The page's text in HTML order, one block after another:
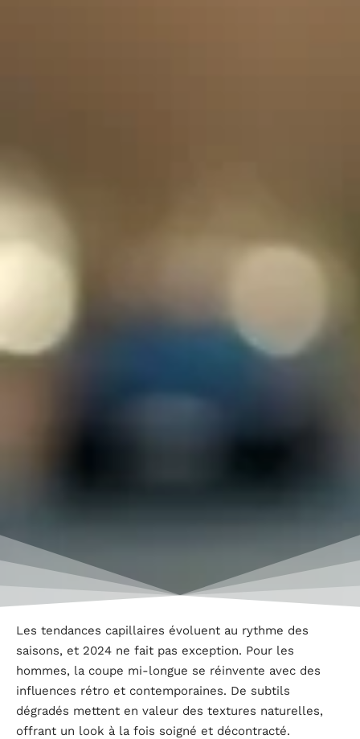
Les tendances capillaires évoluent au rythme des
saisons, et 2024 ne fait pas exception. Pour les
hommes, la coupe mi-longue se réinvente avec des
influences rétro et contemporaines. De subtils
dégradés mettent en valeur des textures naturelles,
offrant un look à la fois soigné et décontracté.